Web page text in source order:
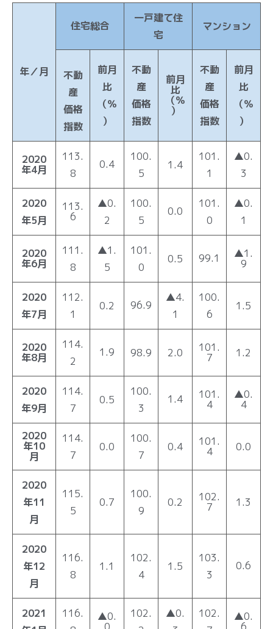
年／月
住宅総合
一戸建て住
宅
マンション
不動
産
価格
指数
前月
比
（％
）
不動
産
価格
指数
前月
比
（％
）
不動
産
価格
指数
前月
比
（％
）
2020
年4月
113.
8
0.4
100.
5
1.4
101.
1
▲0.
3
2020
年5月
113.
6
▲0.
2
100.
5
0.0
101.
0
▲0.
1
2020
年6月
111.
8
▲1.
5
101.
0
0.5 99.1 ▲1.
9
2020
年7月
112.
1
0.2 96.9
▲4.
1
100.
6
1.5
2020
年8月
114.
2
1.9 98.9 2.0 101.
7 1.2
2020
年9月
114.
7
0.5
100.
3
1.4 101.
4
▲0.
4
2020
年10
月
114.
7
0.0
100.
7
0.4 101.
4 0.0
2020
年11
月
115.
5
0.7
100.
9
0.2 102.
7 1.3
2020
年12
月
116.
8
1.1
102.
4
1.5
103.
3
0.6
2021
116.
▲0.
102.
▲0.
102.
▲0.